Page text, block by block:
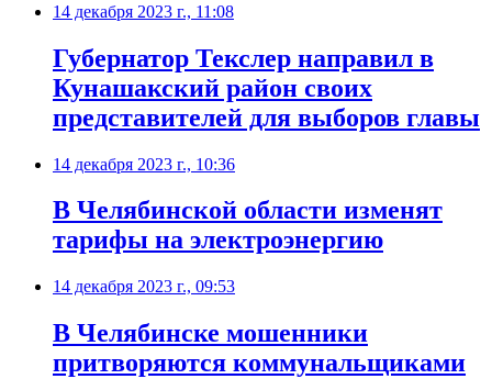
14 декабря 2023 г., 11:08
Губернатор Текслер направил в
Кунашакский район своих
представителей для выборов главы
14 декабря 2023 г., 10:36
В Челябинской области изменят
тарифы на электроэнергию
14 декабря 2023 г., 09:53
В Челябинске мошенники
притворяются коммунальщиками